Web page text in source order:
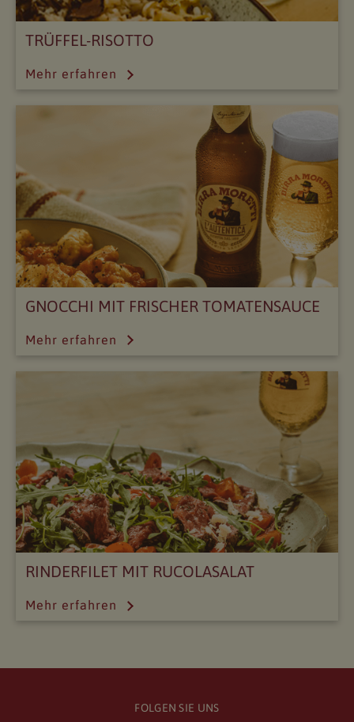
TRÜFFEL-RISOTTO
Mehr erfahren
GNOCCHI MIT FRISCHER TOMATENSAUCE
Mehr erfahren
RINDERFILET MIT RUCOLASALAT
Mehr erfahren
FOLGEN SIE UNS